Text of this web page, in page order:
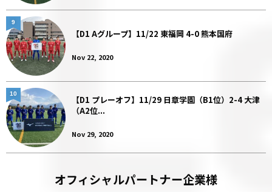
【D1 Aグループ】11/22 東福岡 4-0 熊本国府
Nov 22, 2020
9
【D1 プレーオフ】11/29 日章学園（B1位）2-4 大津
（A2位...
Nov 29, 2020
10
オフィシャルパートナー企業様